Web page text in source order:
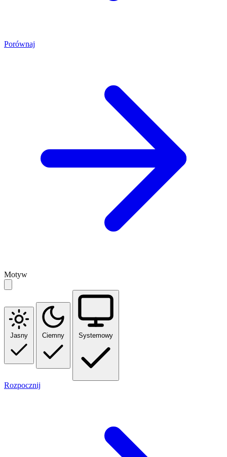
Porównaj
Motyw
Jasny Ciemny Systemowy
Rozpocznij